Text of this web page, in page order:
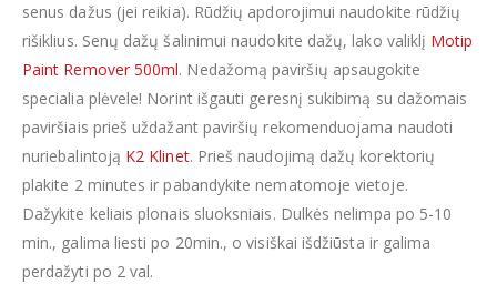
senus dažus (jei reikia). Rūdžių apdorojimui naudokite rūdžių
rišiklius. Senų dažų šalinimui naudokite dažų, lako valiklį Motip
Paint Remover 500ml. Nedažomą paviršių apsaugokite
specialia plėvele! Norint išgauti geresnį sukibimą su dažomais
paviršiais prieš uždažant paviršių rekomenduojama naudoti
nuriebalintoją K2 Klinet. Prieš naudojimą dažų korektorių
plakite 2 minutes ir pabandykite nematomoje vietoje.
Dažykite keliais plonais sluoksniais. Dulkės nelimpa po 5-10
min., galima liesti po 20min., o visiškai išdžiūsta ir galima
perdažyti po 2 val.